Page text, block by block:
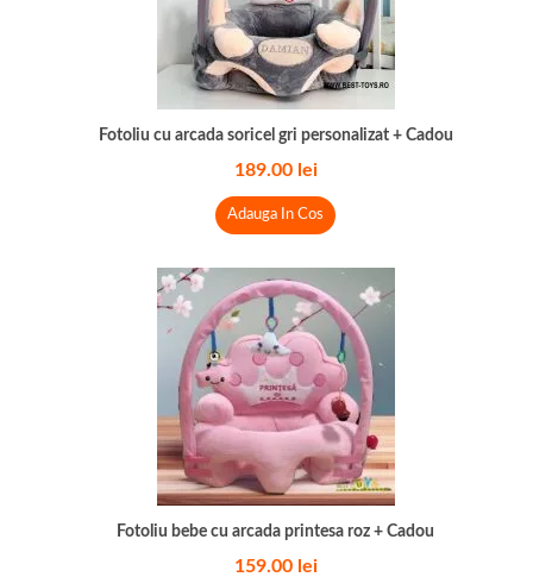
Fotoliu cu arcada soricel gri personalizat + Cadou
189.00 lei
Adauga In Cos
Fotoliu bebe cu arcada printesa roz + Cadou
159.00 lei